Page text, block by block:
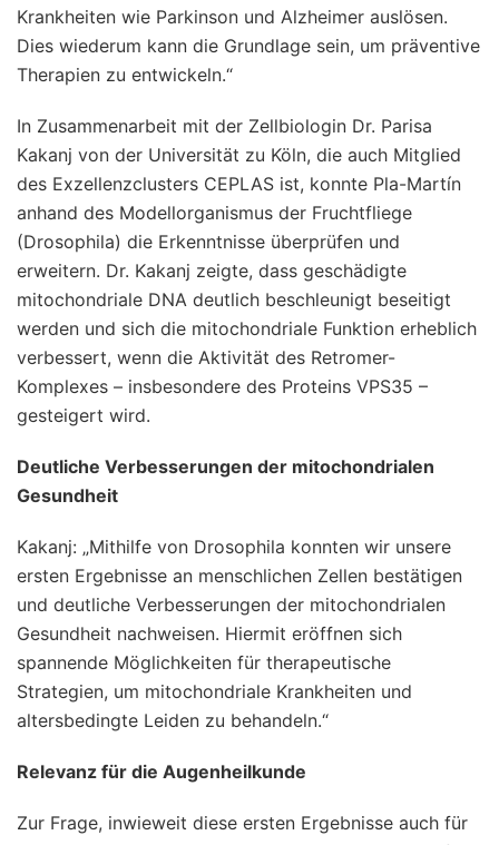
Krankheiten wie Parkinson und Alzheimer auslösen.
Dies wiederum kann die Grundlage sein, um präventive
Therapien zu entwickeln.“
In Zusammenarbeit mit der Zellbiologin Dr. Parisa
Kakanj von der Universität zu Köln, die auch Mitglied
des Exzellenzclusters CEPLAS ist, konnte Pla-Martín
anhand des Modellorganismus der Fruchtfliege
(Drosophila) die Erkenntnisse überprüfen und
erweitern. Dr. Kakanj zeigte, dass geschädigte
mitochondriale DNA deutlich beschleunigt beseitigt
werden und sich die mitochondriale Funktion erheblich
verbessert, wenn die Aktivität des Retromer-
Komplexes – insbesondere des Proteins VPS35 –
gesteigert wird.
Deutliche Verbesserungen der mitochondrialen
Gesundheit
Kakanj: „Mithilfe von Drosophila konnten wir unsere
ersten Ergebnisse an menschlichen Zellen bestätigen
und deutliche Verbesserungen der mitochondrialen
Gesundheit nachweisen. Hiermit eröffnen sich
spannende Möglichkeiten für therapeutische
Strategien, um mitochondriale Krankheiten und
altersbedingte Leiden zu behandeln.“
Relevanz für die Augenheilkunde
Zur Frage, inwieweit diese ersten Ergebnisse auch für